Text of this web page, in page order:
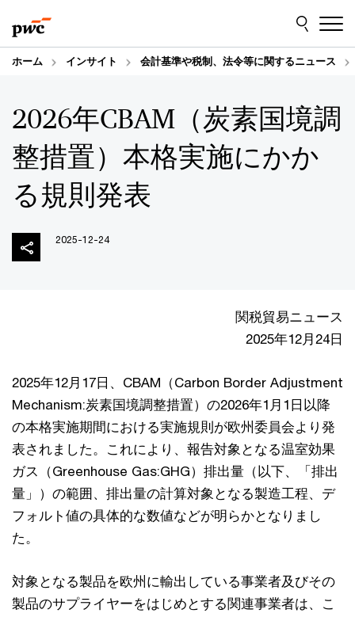
to
content
to
footer
ホーム インサイト 会計基準や税制、法令等に関するニュース
2026年CBAM（炭素国境調
整措置）本格実施にかか
る規則発表
2025-12-24
関税貿易ニュース
2025年12月24日
2025年12月17日、CBAM（Carbon Border Adjustment
Mechanism:炭素国境調整措置）の2026年1月1日以降
の本格実施期間における実施規則が欧州委員会より発
表されました。これにより、報告対象となる温室効果
ガス（Greenhouse Gas:GHG）排出量（以下、「排出
量」）の範囲、排出量の計算対象となる製造工程、デ
フォルト値の具体的な数値などが明らかとなりまし
た。
対象となる製品を欧州に輸出している事業者及びその
製品のサプライヤーをはじめとする関連事業者は、こ